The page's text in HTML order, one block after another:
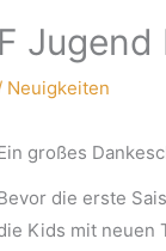
F
Neuigkeiten
großes
die erste
Kids mit neuen